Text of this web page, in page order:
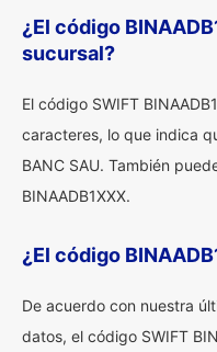
¿El código
sucursal?
El código SWIFT
caracteres, lo que indica
BANC SAU. También
BINAADB1XXX.
¿El código
De acuerdo con nuestra
datos, el código SWIFT